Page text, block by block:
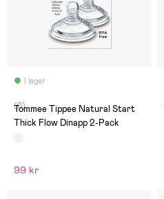
I lager
(0)
Tommee Tippee Natural Start
Thick Flow Dinapp 2-Pack
99 kr